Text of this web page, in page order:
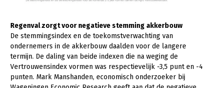
Kalverhouderij
Konijnenhouderij
Melkveehouderij
Paardenhouderij
Biologische Landbouw
Bollenteelt
Bomen, vaste planten en zomerbloemen
Fruitteelt
Multifunctioneel
Vrouw en Bedrijf
Onderwerpen
Nieuws
Nieuwsabonnement
Regenval zorgt voor negatieve stemming akkerbouw
De stemmingsindex en de toekomstverwachting van
ondernemers in de akkerbouw daalden voor de langere
termijn. De daling van beide indexen die na weging de
Vertrouwensindex vormen was respectievelijk -3,5 punt en -4
punten. Mark Manshanden, economisch onderzoeker bij